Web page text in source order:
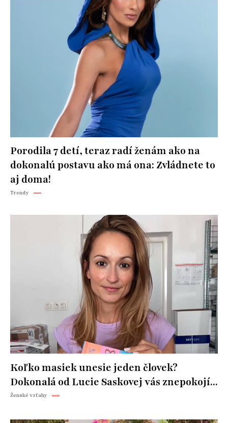
Porodila 7 detí, teraz radí ženám ako na
dokonalú postavu ako má ona: Zvládnete to
aj doma!
Trendy
Koľko masiek unesie jeden človek?
Dokonalá od Lucie Saskovej vás znepokojí...
Ženské vzťahy